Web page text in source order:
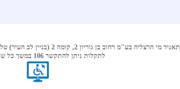
תאגיד מי הרצליה בע"מ רחוב בן גוריון 2, קומה 2 (בניין לב העיר) טלפון: 1-800-200-133 פקס: 09-9710828
לתקלות ניתן להתקשר 106 במשך כל שעות היממה